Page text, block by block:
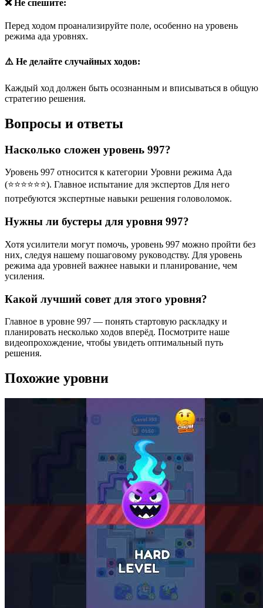
❌ Не спешите:
Перед ходом проанализируйте поле, особенно на уровень
режима ада уровнях.
⚠️ Не делайте случайных ходов:
Каждый ход должен быть осознанным и вписываться в общую
стратегию решения.
Вопросы и ответы
Насколько сложен уровень 997?
Уровень 997 относится к категории Уровни режима Ада
(⭐⭐⭐⭐⭐⭐). Главное испытание для экспертов Для него
потребуются экспертные навыки решения головоломок.
Нужны ли бустеры для уровня 997?
Хотя усилители могут помочь, уровень 997 можно пройти без
них, следуя нашему пошаговому руководству. Для уровень
режима ада уровней важнее навыки и планирование, чем
усиления.
Какой лучший совет для этого уровня?
Главное в уровне 997 — понять стартовую раскладку и
планировать несколько ходов вперёд. Посмотрите наше
видеопрохождение, чтобы увидеть оптимальный путь
решения.
Похожие уровни